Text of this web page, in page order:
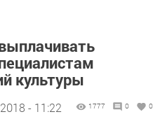
культуры
- 11:22 1777 0 0